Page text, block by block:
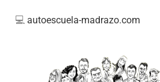
💻 autoescuela-madrazo.com